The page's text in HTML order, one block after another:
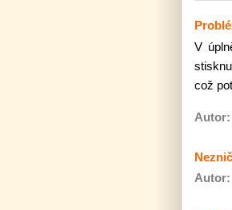
V
což
Autor:
Autor: